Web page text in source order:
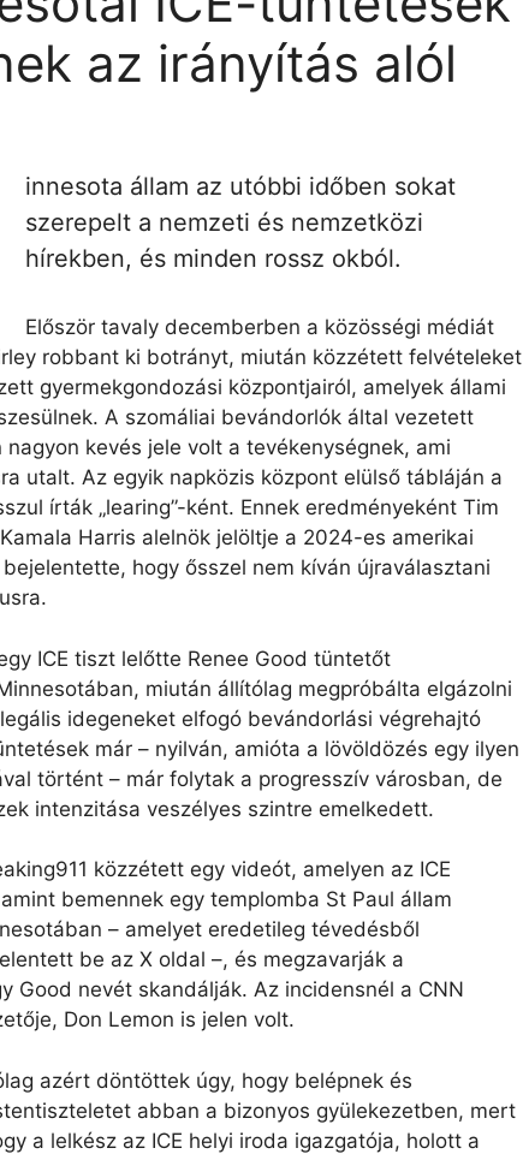
az irányítás alól
innesota állam az utóbbi időben sokat
szerepelt a nemzeti és nemzetközi
hírekben, és minden rossz okból.
Először tavaly decemberben a közösségi médiát
robbant ki botrányt, miután közzétett felvételeket
gyermekgondozási központjairól, amelyek állami
A szomáliai bevándorlók által vezetett
kevés jele volt a tevékenységnek, ami
utalt. Az egyik napközis központ elülső tábláján a
írták „learing”-ként. Ennek eredményeként Tim
Harris alelnök jelöltje a 2024-es amerikai
hogy ősszel nem kíván újraválasztani
ICE tiszt lelőtte Renee Good tüntetőt
miután állítólag megpróbálta elgázolni
idegeneket elfogó bevándorlási végrehajtó
már – nyilván, amióta a lövöldözés egy ilyen
történt – már folytak a progresszív városban, de
intenzitása veszélyes szintre emelkedett.
közzétett egy videót, amelyen az ICE
bemennek egy templomba St Paul állam
– amelyet eredetileg tévedésből
be az X oldal –, és megzavarják a
Good nevét skandálják. Az incidensnél a CNN
Don Lemon is jelen volt.
azért döntöttek úgy, hogy belépnek és
abban a bizonyos gyülekezetben, mert
a lelkész az ICE helyi iroda igazgatója, holott a